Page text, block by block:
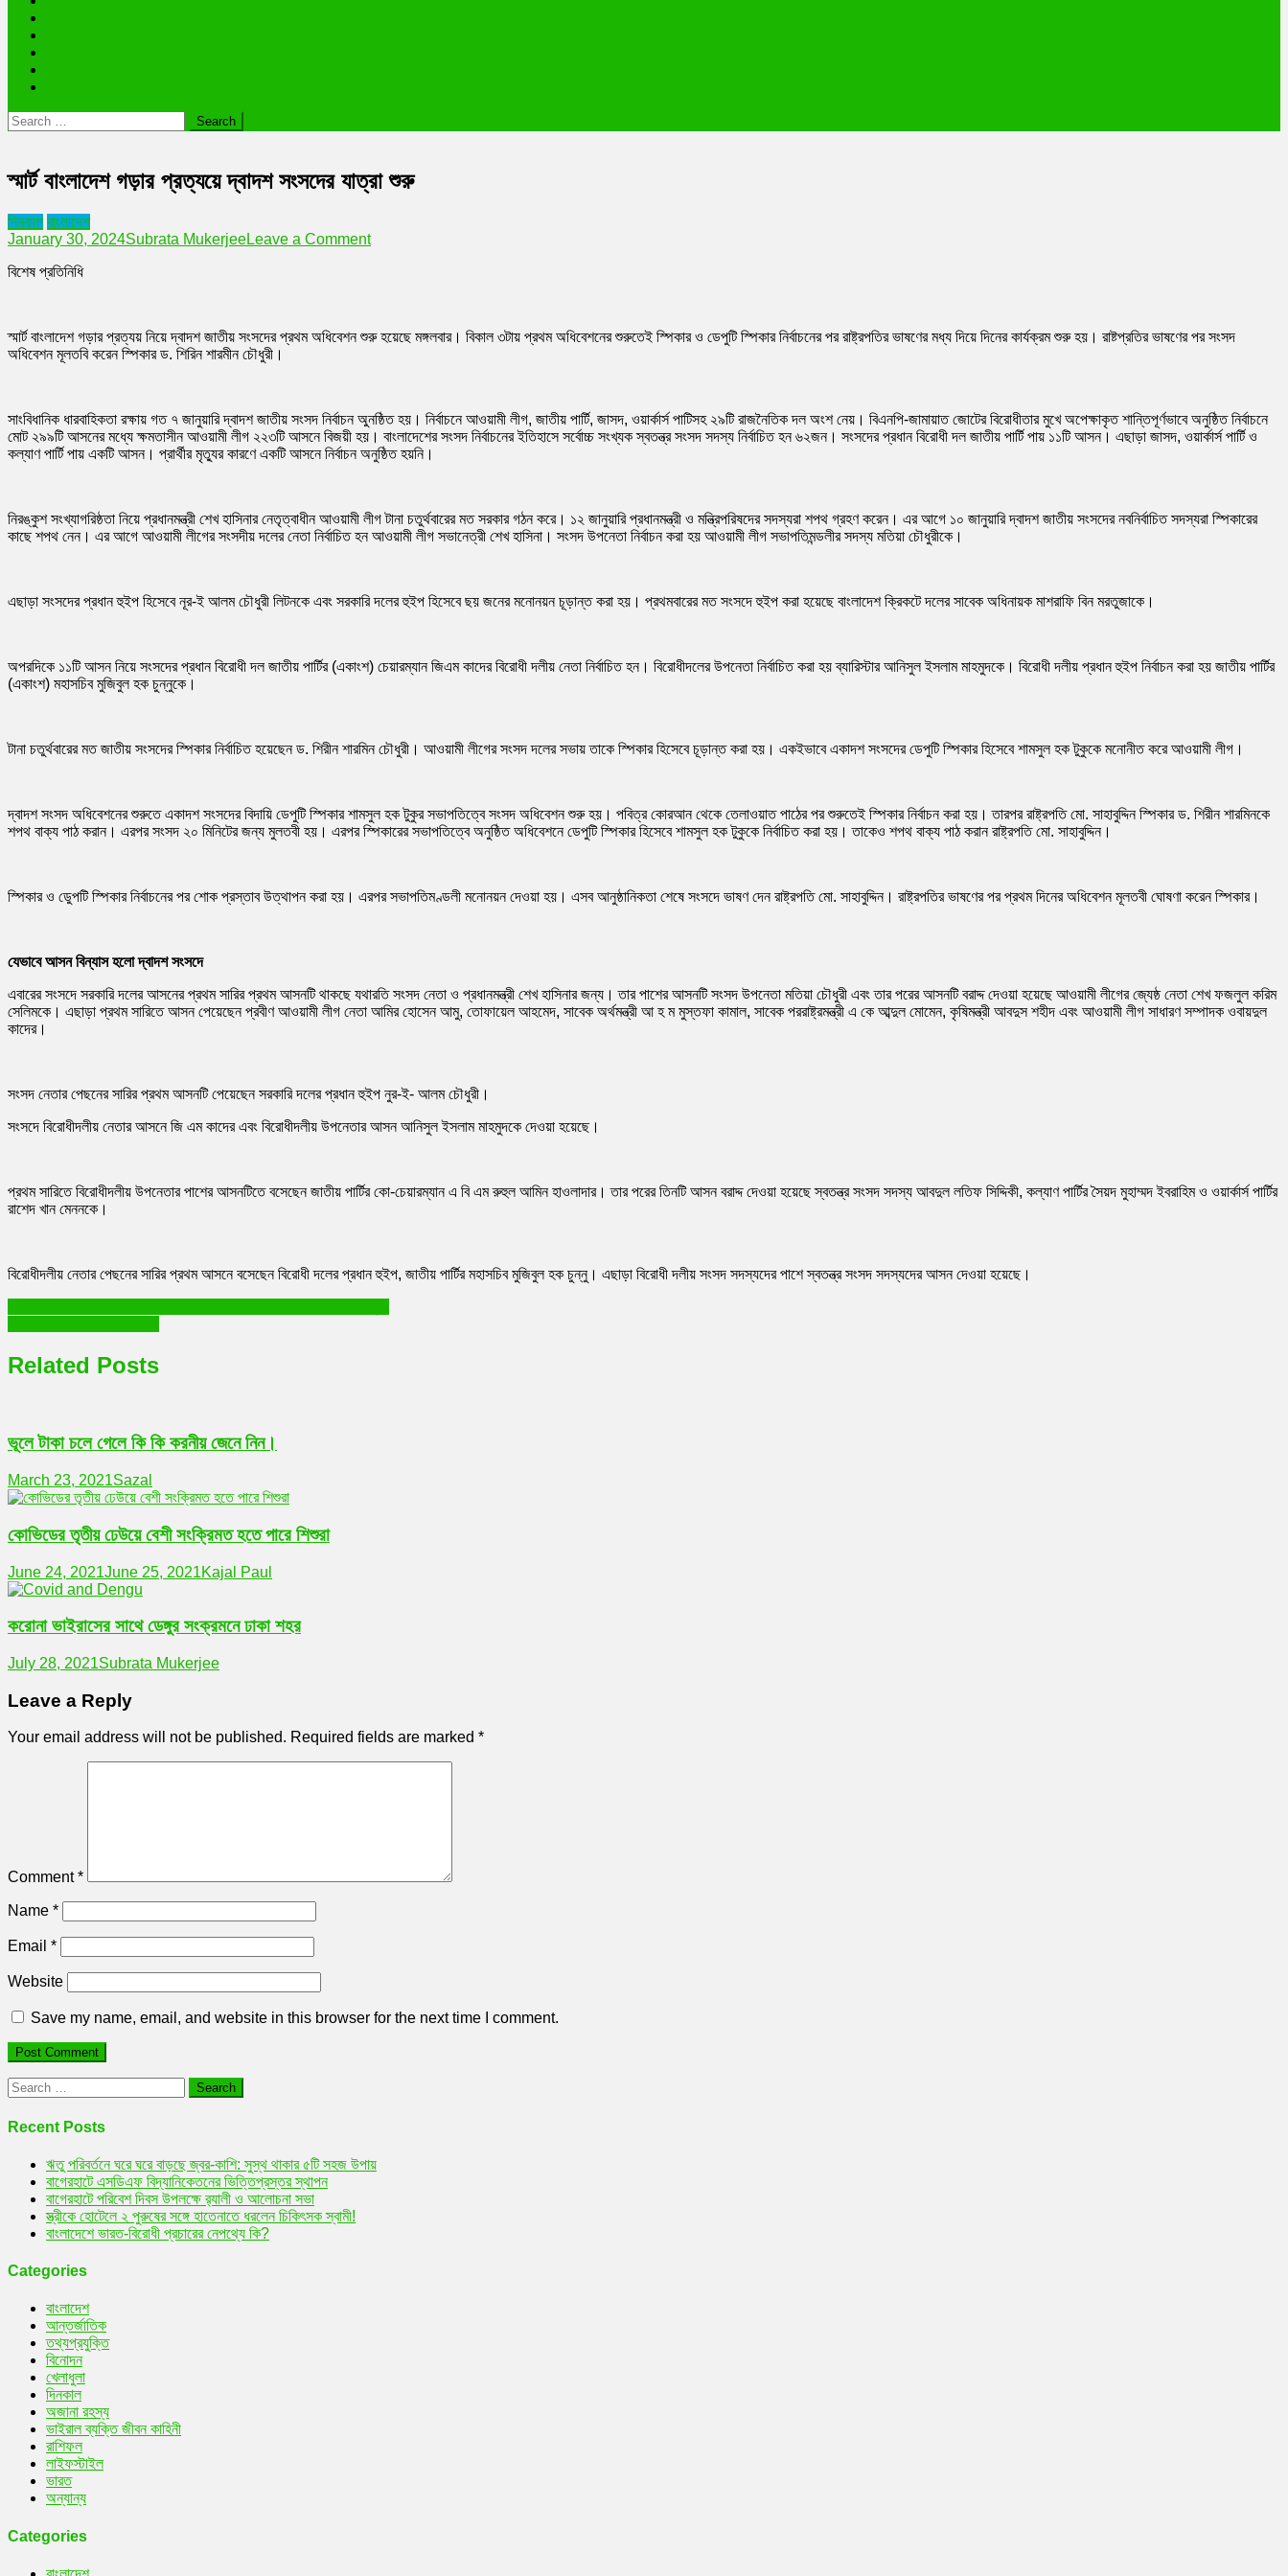
Search
for:
স্মার্ট বাংলাদেশ গড়ার প্রত্যয়ে দ্বাদশ সংসদের যাত্রা শুরু
দিনকাল বাংলাদেশ
January 30, 2024Subrata MukerjeeLeave a Commenton
সংসদের
বিশেষ প্রতিনিধি
স্মার্ট বাংলাদেশ গড়ার প্রত্যয় নিয়ে দ্বাদশ জাতীয় সংসদের প্রথম অধিবেশন শুরু হয়েছে মঙ্গলবার। বিকাল ৩টায় প্রথম অধিবেশনের শুরুতেই স্পিকার ও ডেপুটি স্পিকার নির্বাচনের পর রাষ্ট্রপতির ভাষণের মধ্য দিয়ে দিনের কার্যক্রম শুরু হয়। রাষ্টপ্রতির ভাষণের পর সংসদ
অধিবেশন মূলতবি করেন স্পিকার ড. শিরিন শারমীন চৌধুরী।
সাংবিধানিক ধারবাহিকতা রক্ষায় গত ৭ জানুয়ারি দ্বাদশ জাতীয় সংসদ নির্বাচন অুনষ্ঠিত হয়। নির্বাচনে আওয়ামী লীগ, জাতীয় পার্টি, জাসদ, ওয়ার্কার্স পাটিসহ ২৯টি রাজনৈতিক দল অংশ নেয়। বিএনপি-জামায়াত জোটের বিরোধীতার মুখে অপেক্ষাকৃত শান্তিপূর্ণভাবে অনুষ্ঠিত নির্বাচনে
মোট ২৯৯টি আসনের মধ্যে ক্ষমতাসীন আওয়ামী লীগ ২২৩টি আসনে বিজয়ী হয়। বাংলাদেশের সংসদ নির্বাচনের ইতিহাসে সর্বোচ্চ সংখ্যক স্বতন্ত্র সংসদ সদস্য নির্বাচিত হন ৬২জন। সংসদের প্রধান বিরোধী দল জাতীয় পার্টি পায় ১১টি আসন। এছাড়া জাসদ, ওয়ার্কার্স পার্টি ও
কল্যাণ পার্টি পায় একটি আসন। প্রার্থীর মৃত্যুর কারণে একটি আসনে নির্বাচন অনুষ্ঠিত হয়নি।
নিরঙ্কুশ সংখ্যাগরিষ্ঠতা নিয়ে প্রধানমন্ত্রী শেখ হাসিনার নেতৃত্বাধীন আওয়ামী লীগ টানা চতুর্থবারের মত সরকার গঠন করে। ১২ জানুয়ারি প্রধানমন্ত্রী ও মন্ত্রিপরিষদের সদস্যরা শপথ গ্রহণ করেন। এর আগে ১০ জানুয়ারি দ্বাদশ জাতীয় সংসদের নবনির্বাচিত সদস্যরা স্পিকারের
কাছে শপথ নেন। এর আগে আওয়ামী লীগের সংসদীয় দলের নেতা নির্বাচিত হন আওয়ামী লীগ সভানেত্রী শেখ হাসিনা। সংসদ উপনেতা নির্বাচন করা হয় আওয়ামী লীগ সভাপতিমন্ডলীর সদস্য মতিয়া চৌধুরীকে।
এছাড়া সংসদের প্রধান হুইপ হিসেবে নূর-ই আলম চৌধুরী লিটনকে এবং সরকারি দলের হুইপ হিসেবে ছয় জনের মনোনয়ন চূড়ান্ত করা হয়। প্রথমবারের মত সংসদে হুইপ করা হয়েছে বাংলাদেশ ক্রিকটে দলের সাবেক অধিনায়ক মাশরাফি বিন মরতুজাকে।
অপরদিকে ১১টি আসন নিয়ে সংসদের প্রধান বিরোধী দল জাতীয় পার্টির (একাংশ) চেয়ারম্যান জিএম কাদের বিরোধী দলীয় নেতা নির্বাচিত হন। বিরোধীদলের উপনেতা নির্বাচিত করা হয় ব্যারিস্টার আনিসুল ইসলাম মাহমুদকে। বিরোধী দলীয় প্রধান হুইপ নির্বাচন করা হয় জাতীয় পার্টির
(একাংশ) মহাসচিব মুজিবুল হক চুন্নুকে।
টানা চতুর্থবারের মত জাতীয় সংসদের স্পিকার নির্বাচিত হয়েছেন ড. শিরীন শারমিন চৌধুরী। আওয়ামী লীগের সংসদ দলের সভায় তাকে স্পিকার হিসেবে চূড়ান্ত করা হয়। একইভাবে একাদশ সংসদের ডেপুটি স্পিকার হিসেবে শামসুল হক টুকুকে মনোনীত করে আওয়ামী লীগ।
দ্বাদশ সংসদ অধিবেশনের শুরুতে একাদশ সংসদের বিদায়ি ডেপুটি স্পিকার শামসুল হক টুকুর সভাপতিত্বে সংসদ অধিবেশন শুরু হয়। পবিত্র কোরআন থেকে তেলাওয়াত পাঠের পর শুরুতেই স্পিকার নির্বাচন করা হয়। তারপর রাষ্ট্রপতি মো. সাহাবুদ্দিন স্পিকার ড. শিরীন শারমিনকে
শপথ বাক্য পাঠ করান। এরপর সংসদ ২০ মিনিটের জন্য মুলতবী হয়। এরপর স্পিকারের সভাপতিত্বে অনুষ্ঠিত অধিবেশনে ডেপুটি স্পিকার হিসেবে শামসুল হক টুকুকে নির্বাচিত করা হয়। তাকেও শপথ বাক্য পাঠ করান রাষ্ট্রপতি মো. সাহাবুদ্দিন।
স্পিকার ও ডেুপটি স্পিকার নির্বাচনের পর শোক প্রস্তাব উত্থাপন করা হয়। এরপর সভাপতিমণ্ডলী মনোনয়ন দেওয়া হয়। এসব আনুষ্ঠানিকতা শেষে সংসদে ভাষণ দেন রাষ্ট্রপতি মো. সাহাবুদ্দিন। রাষ্ট্রপতির ভাষণের পর প্রথম দিনের অধিবেশন মূলতবী ঘোষণা করেন স্পিকার।
যেভাবে আসন বিন্যাস হলো দ্বাদশ সংসদে
এবারের সংসদে সরকারি দলের আসনের প্রথম সারির প্রথম আসনটি থাকছে যথারতি সংসদ নেতা ও প্রধানমন্ত্রী শেখ হাসিনার জন্য। তার পাশের আসনটি সংসদ উপনেতা মতিয়া চৌধুরী এবং তার পরের আসনটি বরাদ্দ দেওয়া হয়েছে আওয়ামী লীগের জ্যেষ্ঠ নেতা শেখ ফজলুল করিম
সেলিমকে। এছাড়া প্রথম সারিতে আসন পেয়েছেন প্রবীণ আওয়ামী লীগ নেতা আমির হোসেন আমু, তোফায়েল আহমেদ, সাবেক অর্থমন্ত্রী আ হ ম মুস্তফা কামাল, সাবেক পররাষ্ট্রমন্ত্রী এ কে আব্দুল মোমেন, কৃষিমন্ত্রী আবদুস শহীদ এবং আওয়ামী লীগ সাধারণ সম্পাদক ওবায়দুল
কাদের।
সংসদ নেতার পেছনের সারির প্রথম আসনটি পেয়েছেন সরকারি দলের প্রধান হুইপ নুর-ই- আলম চৌধুরী।
সংসদে বিরোধীদলীয় নেতার আসনে জি এম কাদের এবং বিরোধীদলীয় উপনেতার আসন আনিসুল ইসলাম মাহমুদকে দেওয়া হয়েছে।
প্রথম সারিতে বিরোধীদলীয় উপনেতার পাশের আসনটিতে বসেছেন জাতীয় পার্টির কো-চেয়ারম্যান এ বি এম রুহুল আমিন হাওলাদার। তার পরের তিনটি আসন বরাদ্দ দেওয়া হয়েছে স্বতন্ত্র সংসদ সদস্য আবদুল লতিফ সিদ্দিকী, কল্যাণ পার্টির সৈয়দ মুহাম্মদ ইবরাহিম ও ওয়ার্কার্স পার্টির
রাশেদ খান মেননকে।
বিরোধীদলীয় নেতার পেছনের সারির প্রথম আসনে বসেছেন বিরোধী দলের প্রধান হুইপ, জাতীয় পার্টির মহাসচিব মুজিবুল হক চুন্নু। এছাড়া বিরোধী দলীয় সংসদ সদস্যদের পাশে স্বতন্ত্র সংসদ সদস্যদের আসন দেওয়া হয়েছে।
Post
navigation
Related Posts
ভূলে টাকা চলে গেলে কি কি করনীয় জেনে নিন।
March 23, 2021Sazal
কোভিডের তৃতীয় ঢেউয়ে বেশী সংক্রিমত হতে পারে শিশুরা
June 24, 2021June 25, 2021Kajal Paul
করোনা ভাইরাসের সাথে ডেঙ্গুর সংক্রমনে ঢাকা শহর
July 28, 2021Subrata Mukerjee
Leave a Reply
Your email address will not be published. Required fields are marked *
Comment*
Name *
Email *
Website
Save my name, email, and website in this browser for the next time I comment.
Search
for:
Recent Posts
ঋতু পরিবর্তনে ঘরে ঘরে বাড়ছে জ্বর-কাশি: সুস্থ থাকার ৫টি সহজ উপায়
বাগেরহাটে এসডিএফ বিদ্যানিকেতনের ভিত্তিপ্রস্তর স্থাপন
বাগেরহাটে পরিবেশ দিবস উপলক্ষে র‌্যালী ও আলোচনা সভা
স্ত্রীকে হোটেলে ২ পুরুষের সঙ্গে হাতেনাতে ধরলেন চিকিৎসক স্বামী!
বাংলাদেশে ভারত-বিরোধী প্রচারের নেপথ্যে কি?
Categories
বাংলাদেশ
আন্তর্জাতিক
তথ্যপ্রযুক্তি
বিনোদন
খেলাধুলা
দিনকাল
অজানা রহস্য
ভাইরাল ব্যক্তি জীবন কাহিনী
রাশিফল
লাইফস্টাইল
ভারত
অন্যান্য
Categories